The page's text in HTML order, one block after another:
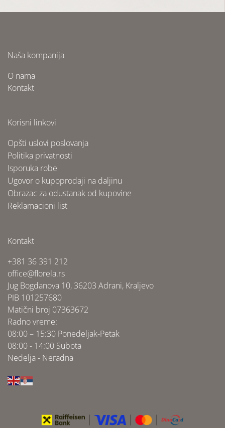
Naša kompanija
O nama
Kontakt
Korisni linkovi
Opšti uslovi poslovanja
Politika privatnosti
Isporuka robe
Ugovor o kupoprodaji na daljinu
Obrazac za odustanak od kupovine
Reklamacioni list
Kontakt
+381 36 391 212
office@florela.rs
Jug Bogdanova 10, 36203 Adrani, Kraljevo
PIB 101257680
Matični broj 07363672
Radno vreme:
08:00 – 15:30 Ponedeljak-Petak
08:00 - 14:00 Subota
Nedelja - Neradna